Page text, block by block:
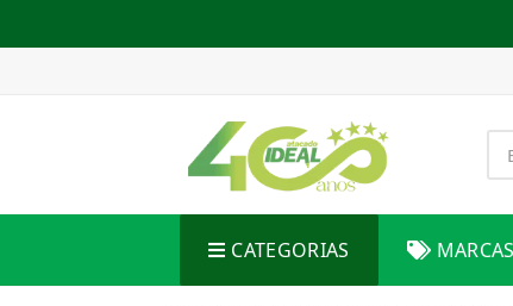
CATEGORIAS MARCAS